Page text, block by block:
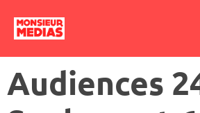
Audiences